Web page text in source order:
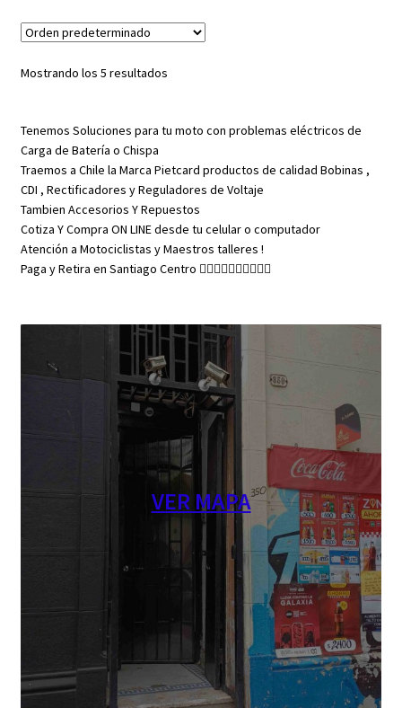
Mostrando los 5 resultados
Tenemos Soluciones para tu moto con problemas eléctricos de
Carga de Batería o Chispa
Traemos a Chile la Marca Pietcard productos de calidad Bobinas ,
CDI , Rectificadores y Reguladores de Voltaje
Tambien Accesorios Y Repuestos
Cotiza Y Compra ON LINE desde tu celular o computador
Atención a Motociclistas y Maestros talleres !
Paga y Retira en Santiago Centro 👇🏼👇🏼👇🏼👇🏼👇🏼
VER MAPA